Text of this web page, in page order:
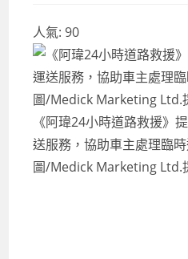
人氣: 90
《阿瑋24小時道路救援》
送服務，協助車主處理臨
圖/Medick Marketing Ltd.